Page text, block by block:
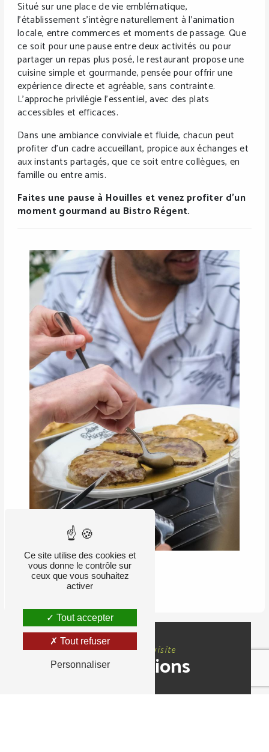
Situé sur une place de vie emblématique,
l’établissement s’intègre naturellement à l’animation
locale, entre commerces et moments de passage. Que
ce soit pour une pause entre deux activités ou pour
partager un repas plus posé, le restaurant propose une
cuisine simple et gourmande, pensée pour offrir une
expérience directe et agréable, sans contrainte.
L’approche privilégie l’essentiel, avec des plats
accessibles et efficaces.
Dans une ambiance conviviale et fluide, chacun peut
profiter d’un cadre accueillant, propice aux échanges et
aux instants partagés, que ce soit entre collègues, en
famille ou entre amis.
Faites une pause à Houilles et venez profiter d’un
moment gourmand au Bistro Régent.
RETOUR
Nous rendre visite
Informations
Ce site utilise des cookies et
vous donne le contrôle sur
ceux que vous souhaitez
activer
Tout accepter
Tout refuser
Personnaliser